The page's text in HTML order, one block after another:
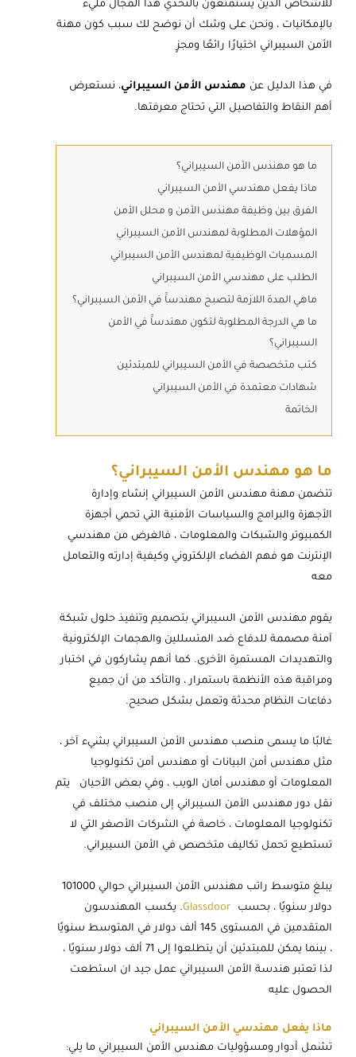
للأشخاص الذين يستمتعون بالتحدي هذا المجال مليء
بالإمكانيات ، ونحن على وشك أن نوضح لك سبب كون مهنة
الأمن السيبراني اختيارًا رائعًا ومجزٍ
في هذا الدليل عن مهندس الأمن السيبراني، نستعرض
أهم النقاط والتفاصيل التي تحتاج معرفتها.
ما هو مهندس الأمن السيبراني؟
ماذا يفعل مهندسي الأمن السيبراني
الفرق بين وظيفة مهندس الأمن و محلل الأمن
المؤهلات المطلوبة لمهندس الأمن السيبراني
المسميات الوظيفية لمهندس الأمن السيبراني
الطلب على مهندسي الأمن السيبراني
ماهي المدة اللازمة لتصبح مهندساََ في الأمن السيبراني؟
ما هي الدرجة المطلوبة لتكون مهندساََ في الأمن
السيبراني؟
كتب متخصصة في الأمن السيبراني للمبتدئين
شهادات معتمدة في الأمن السيبراني
الخاتمة
ما هو مهندس الأمن السيبراني؟
تتضمن مهنة مهندس الأمن السيبراني إنشاء وإدارة
الأجهزة والبرامج والسياسات الأمنية التي تحمي أجهزة
الكمبيوتر والشبكات والمعلومات ، فالغرض من مهندسي
الإنترنت هو فهم الفضاء الإلكتروني وكيفية إدارته والتعامل
معه
يقوم مهندس الأمن السيبراني بتصميم وتنفيذ حلول شبكة
آمنة مصممة للدفاع ضد المتسللين والهجمات الإلكترونية
والتهديدات المستمرة الأخرى. كما أنهم يشاركون في اختبار
ومراقبة هذه الأنظمة باستمرار ، والتأكد من أن جميع
دفاعات النظام محدثة وتعمل بشكل صحيح.
غالبًا ما يسمى منصب مهندس الأمن السيبراني بشيء آخر ،
مثل مهندس أمن البيانات أو مهندس أمن تكنولوجيا
المعلومات أو مهندس أمان الويب ، وفي بعض الأحيان يتم
نقل دور مهندس الأمن السيبراني إلى منصب مختلف في
تكنولوجيا المعلومات ، خاصة في الشركات الأصغر التي لا
تستطيع تحمل تكاليف متخصص في الأمن السيبراني.
يبلغ متوسط راتب مهندس الأمن السيبراني حوالي 101000
دولار سنويًا ، بحسب Glassdoor. يكسب المهندسون
المتقدمين في المستوى 145 ألف دولار في المتوسط سنويًا
، بينما يمكن للمبتدئين أن يتطلعوا إلى 71 ألف دولار سنويًا ،
لذا تعتبر هندسة الأمن السيبراني عمل جيد ان استطعت
الحصول عليه
ماذا يفعل مهندسي الأمن السيبراني
تشمل أدوار ومسؤوليات مهندس الأمن السيبراني ما يلي: